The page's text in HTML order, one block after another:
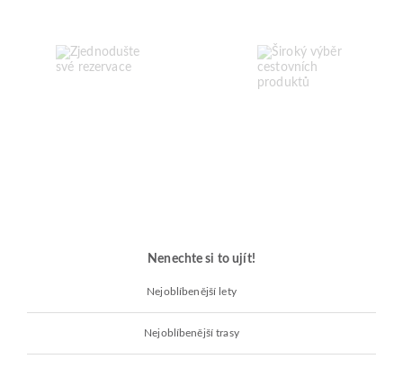
Nenechte si to ujít!
Nejoblíbenější lety
Nejoblíbenější trasy